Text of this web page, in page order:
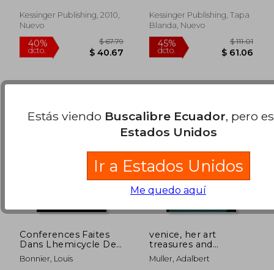
dcto. $ 72.23 dcto. $
Kessinger Publishing, 2010,
Nuevo
Kessinger Publishing, Tapa
Blanda, Nuevo
Conferences Faites
Dans Lhemicycle De
Lecole Nationale Des
Beaux-Arts Les Les,
Bonnier, Louis
venice, her art
treasures and
historical associations:
a guide to the city and
Muller, Adalbert
Estás viendo Buscalibre Ecuador, pero
Estados Unidos
Ir a Estados Unidos
Me quedo aquí